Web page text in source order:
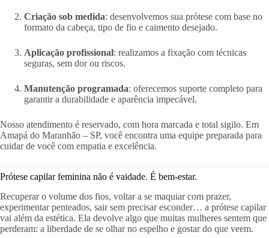
Criação sob medida: desenvolvemos sua prótese com base no
formato da cabeça, tipo de fio e caimento desejado.
Aplicação profissional: realizamos a fixação com técnicas
seguras, sem dor ou riscos.
Manutenção programada: oferecemos suporte completo para
garantir a durabilidade e aparência impecável.
Nosso atendimento é reservado, com hora marcada e total sigilo. Em
Amapá do Maranhão – SP, você encontra uma equipe preparada para
cuidar de você com empatia e excelência.
Prótese capilar feminina não é vaidade. É bem-estar.
Recuperar o volume dos fios, voltar a se maquiar com prazer,
experimentar penteados, sair sem precisar esconder… a prótese capilar
vai além da estética. Ela devolve algo que muitas mulheres sentem que
perderam: a liberdade de se olhar no espelho e gostar do que veem.